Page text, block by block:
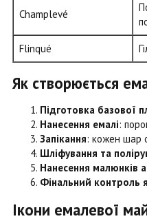
Champlevé
Flinqué
Як створюється
Підготовка базової
Нанесення емалі:
Запікання: кожен шар
Шліфування та
Нанесення малюнків
Фінальний контроль
Ікони емалевої